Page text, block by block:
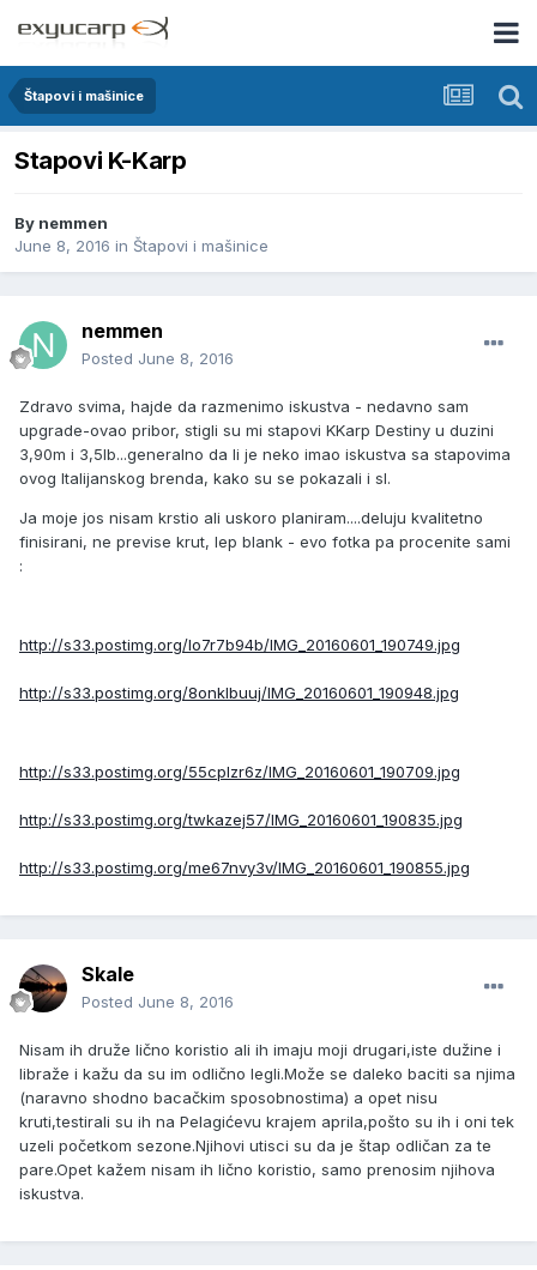
Štapovi i mašinice
Stapovi K-Karp
By nemmen
June 8, 2016 in Štapovi i mašinice
nemmen
Posted June 8, 2016
Zdravo svima, hajde da razmenimo iskustva - nedavno sam
upgrade-ovao pribor, stigli su mi stapovi KKarp Destiny u duzini
3,90m i 3,5lb...generalno da li je neko imao iskustva sa stapovima
ovog Italijanskog brenda, kako su se pokazali i sl.
Ja moje jos nisam krstio ali uskoro planiram....deluju kvalitetno
finisirani, ne previse krut, lep blank - evo fotka pa procenite sami
:
http://s33.postimg.org/lo7r7b94b/IMG_20160601_190749.jpg
http://s33.postimg.org/8onklbuuj/IMG_20160601_190948.jpg
http://s33.postimg.org/55cplzr6z/IMG_20160601_190709.jpg
http://s33.postimg.org/twkazej57/IMG_20160601_190835.jpg
http://s33.postimg.org/me67nvy3v/IMG_20160601_190855.jpg
Skale
Posted June 8, 2016
Nisam ih druže lično koristio ali ih imaju moji drugari,iste dužine i
libraže i kažu da su im odlično legli.Može se daleko baciti sa njima
(naravno shodno bacačkim sposobnostima) a opet nisu
kruti,testirali su ih na Pelagićevu krajem aprila,pošto su ih i oni tek
uzeli početkom sezone.Njihovi utisci su da je štap odličan za te
pare.Opet kažem nisam ih lično koristio, samo prenosim njihova
iskustva.